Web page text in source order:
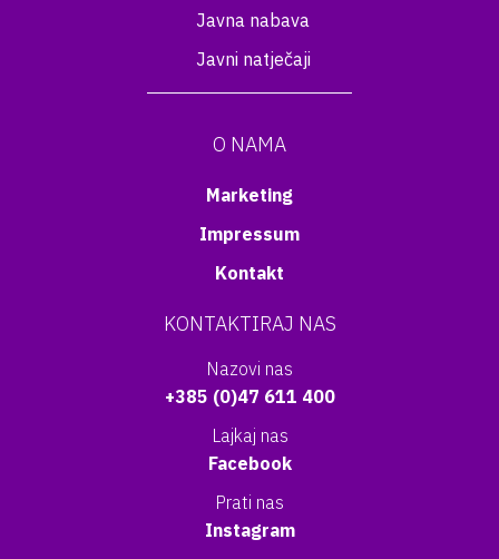
Javna nabava
Javni natječaji
O NAMA
Marketing
Impressum
Kontakt
KONTAKTIRAJ NAS
Nazovi nas
+385 (0)47 611 400
Lajkaj nas
Facebook
Prati nas
Instagram